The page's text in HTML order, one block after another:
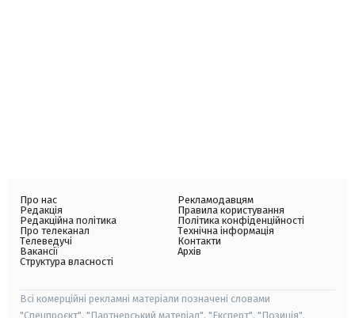
Про нас
Редакція
Редакційна політика
Про телеканал
Телеведучі
Вакансії
Структура власності
Рекламодавцям
Правила користування
Політика конфіденційності
Технічна інформація
Контакти
Архів
Всі комерційні рекламні матеріали позначені словами
"Спецпроєкт", "Партнерський матеріал", "Експерт", "Позиція".